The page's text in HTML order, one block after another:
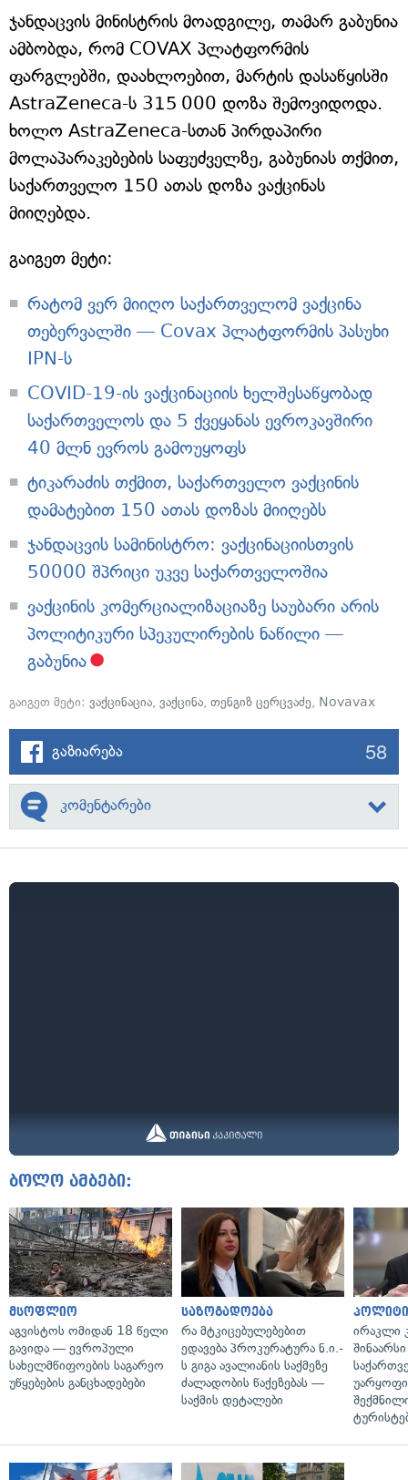
ჯანდაცვის მინისტრის მოადგილე, თამარ გაბუნია
ამბობდა, რომ COVAX პლატფორმის
ფარგლებში, დაახლოებით, მარტის დასაწყისში
AstraZeneca-ს 315 000 დოზა შემოვიდოდა.
ხოლო AstraZeneca-სთან პირდაპირი
მოლაპარაკებების საფუძველზე, გაბუნიას თქმით,
საქართველო 150 ათას დოზა ვაქცინას
მიიღებდა.
გაიგეთ მეტი:
რატომ ვერ მიიღო საქართველომ ვაქცინა
თებერვალში — Covax პლატფორმის პასუხი
IPN-ს
COVID-19-ის ვაქცინაციის ხელშესაწყობად
საქართველოს და 5 ქვეყანას ევროკავშირი
40 მლნ ევროს გამოუყოფს
ტიკარაძის თქმით, საქართველო ვაქცინის
დამატებით 150 ათას დოზას მიიღებს
ჯანდაცვის სამინისტრო: ვაქცინაციისთვის
50000 შპრიცი უკვე საქართველოშია
ვაქცინის კომერციალიზაციაზე საუბარი არის
პოლიტიკური სპეკულირების ნაწილი —
გაბუნია
გაიგეთ მეტი: ვაქცინაცია, ვაქცინა, თენგიზ ცერცვაძე, Novavax
გაზიარება 58
კომენტარები
ბოლო ამბები:
მსოფლიო
აგვისტოს ომიდან 18 წელი
გავიდა — ევროპული
სახელმწიფოების საგარეო
უწყებების განცხადებები
საზოგადოება
რა მტკიცებულებებით
ედავება პროკურატურა ნ.ი.-
ს გიგა ავალიანის საქმეზე
ძალადობის წაქეზებას —
საქმის დეტალები
ირაკლი